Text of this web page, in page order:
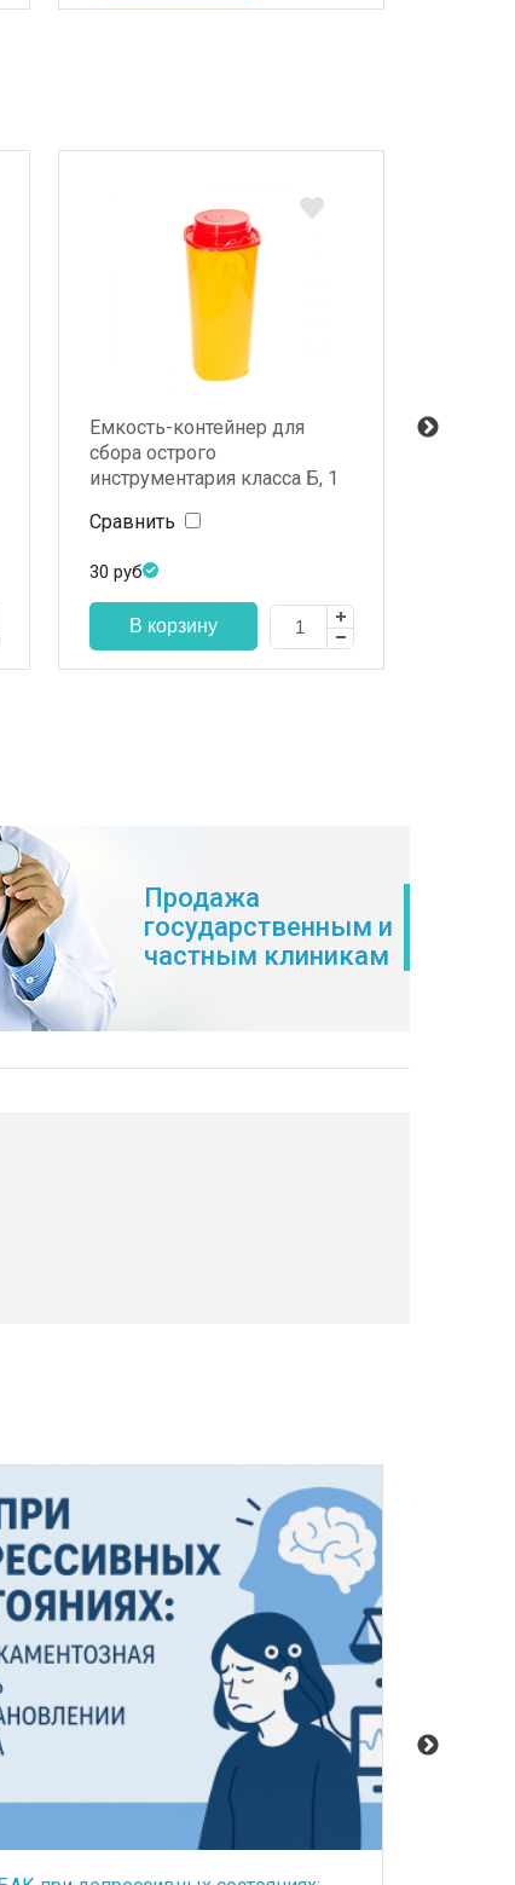
Емкость-контейнер для
сбора острого
инструментария класса Б, 1
Сравнить
30 руб
Продажа
государственным и
частным клиникам